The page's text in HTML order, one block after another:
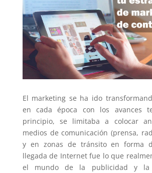
El marketing se ha ido
en cada época con los avances
principio, se limitaba a colocar
medios de comunicación (prensa,
y en zonas de tránsito en forma
llegada de Internet fue lo que
el mundo de la publicidad y la